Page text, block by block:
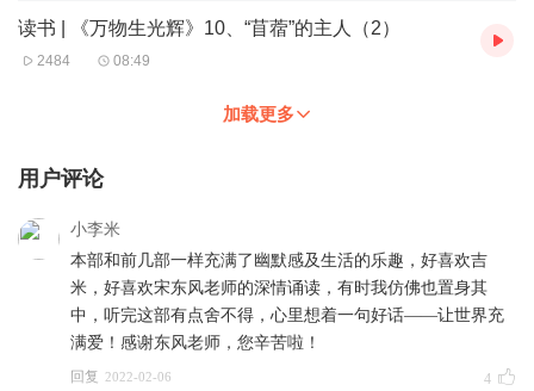
读书 | 《万物生光辉》10、“苜蓿”的主人（2）
2484 08:49
加载更多
用户评论
小李米
本部和前几部一样充满了幽默感及生活的乐趣，好喜欢吉
米，好喜欢宋东风老师的深情诵读，有时我仿佛也置身其
中，听完这部有点舍不得，心里想着一句好话——让世界充
满爱！感谢东风老师，您辛苦啦！
回复 2022-02-06 4